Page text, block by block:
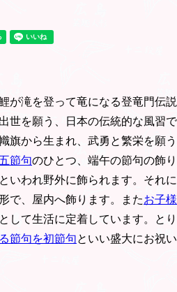
が滝を登って竜になる登竜門伝説
世を願う、日本の伝統的な風習で
旗から生まれ、武勇と繁栄を願う
節句のひとつ、端午の節句の飾り
いわれ野外に飾られます。それに
で、屋内へ飾ります。またお子様
として生活に定着しています。とり
節句を初節句といい盛大にお祝い